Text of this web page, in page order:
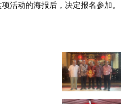
活动的海报后，决定报名参加。